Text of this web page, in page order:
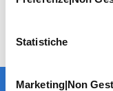
Statistiche
Marketing|Non